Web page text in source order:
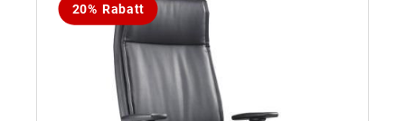
20% Rabatt